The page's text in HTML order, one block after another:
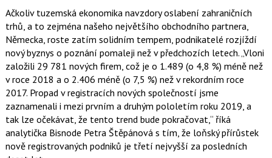
t a
F
a
c
o
o
i
X
Ačkoliv tuzemská ekonomika navzdory oslabení zahraničních
trhů, a to zejména našeho největšího obchodního partnera,
Německa, roste zatím solidním tempem, podnikatelé rozjíždí
nový byznys o poznání pomaleji než v předchozích letech. „Vloni
založili 29 781 nových firem, což je o 1.489 (o 4,8 %) méně než
v roce 2018 a o 2.406 méně (o 7,5 %) než v rekordním roce
2017. Propad v registracích nových společností jsme
zaznamenali i mezi prvním a druhým pololetím roku 2019, a
tak lze očekávat, že tento trend bude pokračovat,“ říká
analytička Bisnode Petra Štěpánová s tím, že loňský přírůstek
nově registrovaných podniků je třetí nejvyšší za posledních